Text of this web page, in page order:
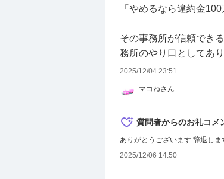
「やめるなら違約金
その事務所が信頼でき
務所のやり口としてあ
2025/12/04 23:51
マコねさん
質問者からのお礼コメ
ありがとうございます 辞退しま
2025/12/06 14:50